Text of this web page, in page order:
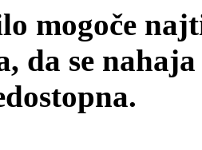
mogoče
da se